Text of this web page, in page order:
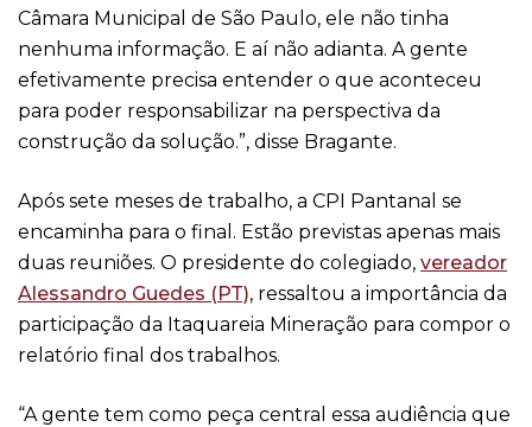
Câmara Municipal de São Paulo, ele não tinha
nenhuma informação. E aí não adianta. A gente
efetivamente precisa entender o que aconteceu
para poder responsabilizar na perspectiva da
construção da solução.”, disse Bragante.
Após sete meses de trabalho, a CPI Pantanal se
encaminha para o final. Estão previstas apenas mais
duas reuniões. O presidente do colegiado, vereador
Alessandro Guedes (PT), ressaltou a importância da
participação da Itaquareia Mineração para compor o
relatório final dos trabalhos.
“A gente tem como peça central essa audiência que